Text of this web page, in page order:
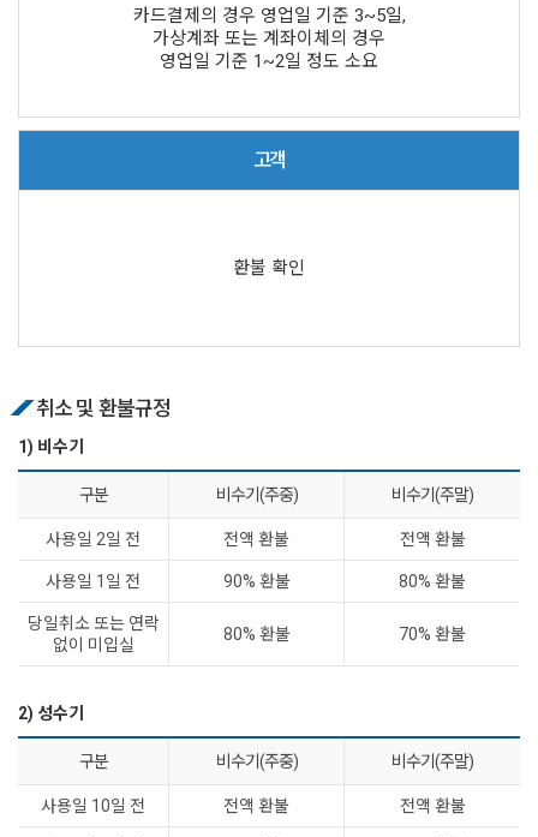
카드결제의 경우 영업일 기준 3~5일,
가상계좌 또는 계좌이체의 경우
영업일 기준 1~2일 정도 소요
고객
환불 확인
취소 및 환불규정
1) 비수기
구분 비수기(주중) 비수기(주말)
사용일 2일 전 전액 환불 전액 환불
사용일 1일 전 90% 환불 80% 환불
당일취소 또는 연락
없이 미입실
80% 환불 70% 환불
2) 성수기
구분 비수기(주중) 비수기(주말)
사용일 10일 전 전액 환불 전액 환불